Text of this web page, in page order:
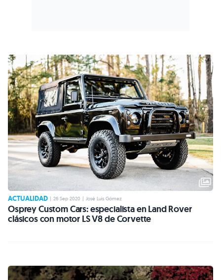
ACTUALIDAD | 26 Sep 2020 | José Luis Gómez
Osprey Custom Cars: especialista en Land Rover
clásicos con motor LS V8 de Corvette